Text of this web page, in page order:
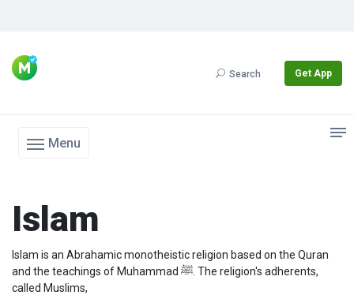
Search Get App
Menu
Islam
Islam is an Abrahamic monotheistic religion based on the Quran
and the teachings of Muhammad ﷺ. The religion's adherents,
called Muslims,